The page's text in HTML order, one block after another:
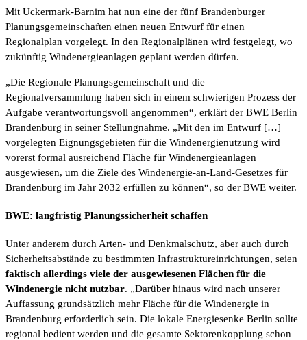
Mit Uckermark-Barnim hat nun eine der fünf Brandenburger
Planungsgemeinschaften einen neuen Entwurf für einen
Regionalplan vorgelegt. In den Regionalplänen wird festgelegt, wo
zukünftig Windenergieanlagen geplant werden dürfen.
„Die Regionale Planungsgemeinschaft und die
Regionalversammlung haben sich in einem schwierigen Prozess der
Aufgabe verantwortungsvoll angenommen“, erklärt der BWE Berlin
Brandenburg in seiner Stellungnahme. „Mit den im Entwurf […]
vorgelegten Eignungsgebieten für die Windenergienutzung wird
vorerst formal ausreichend Fläche für Windenergieanlagen
ausgewiesen, um die Ziele des Windenergie-an-Land-Gesetzes für
Brandenburg im Jahr 2032 erfüllen zu können“, so der BWE weiter.
BWE: langfristig Planungssicherheit schaffen
Unter anderem durch Arten- und Denkmalschutz, aber auch durch
Sicherheitsabstände zu bestimmten Infrastruktureinrichtungen, seien
faktisch allerdings viele der ausgewiesenen Flächen für die
Windenergie nicht nutzbar. „Darüber hinaus wird nach unserer
Auffassung grundsätzlich mehr Fläche für die Windenergie in
Brandenburg erforderlich sein. Die lokale Energiesenke Berlin sollte
regional bedient werden und die gesamte Sektorenkopplung schon